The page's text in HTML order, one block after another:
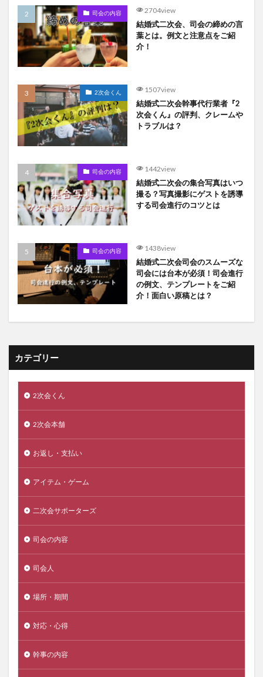
司会の内容 2704view
結婚式二次会、司会の締めの言
葉とは。例文と注意点をご紹
介！
2次会くん 1507view
結婚式二次会幹事代行業者『2
次会くん』の評判、クレームや
トラブルは？
司会の内容 1442view
結婚式二次会の集合写真はいつ
撮る？写真撮影にゲストを誘導
する司会進行のコツとは
司会の内容 1438view
結婚式二次会司会のスムーズな
司会には台本が必須！司会進行
の例文、テンプレートをご紹
介！面白い原稿とは？
カテゴリー
2次会くん
2次会本舗
お返し・支払い
アイテム・ゲーム
二次会サポーターズ
司会の内容
司会人
場所・期間
対応・心得
幹事の内容